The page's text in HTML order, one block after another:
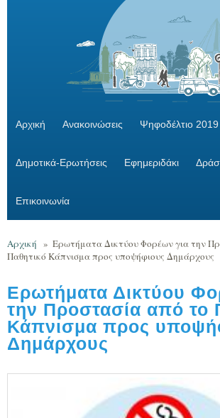
Αρχική Ανακοινώσεις Ψηφοδέλτιο 2019
Δημοτικά-Ερωτήσεις Εφημεριδάκι
Επικοινωνία
Αρχική » Ερωτήματα Δικτύου Φορέων για την
Παθητικό Κάπνισμα προς υποψήφιους Δημάρχους
Ερωτήματα Δικτύου
την Προστασία από το
Κάπνισμα προς
Δημάρχους